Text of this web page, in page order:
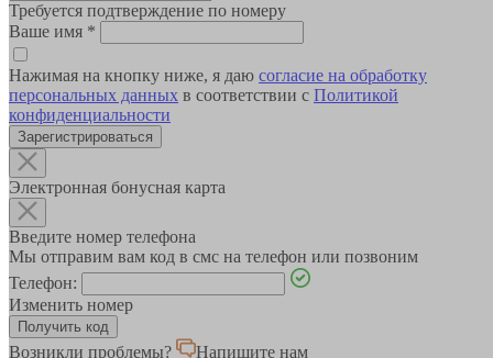
Требуется подтверждение по номеру
Ваше имя *
Нажимая на кнопку ниже, я даю согласие на обработку
персональных данных в соответствии с Политикой
конфиденциальности
Зарегистрироваться
Электронная бонусная карта
Введите номер телефона
Мы отправим вам код в смс на телефон или позвоним
Телефон:
Изменить номер
Возникли проблемы? Напишите нам